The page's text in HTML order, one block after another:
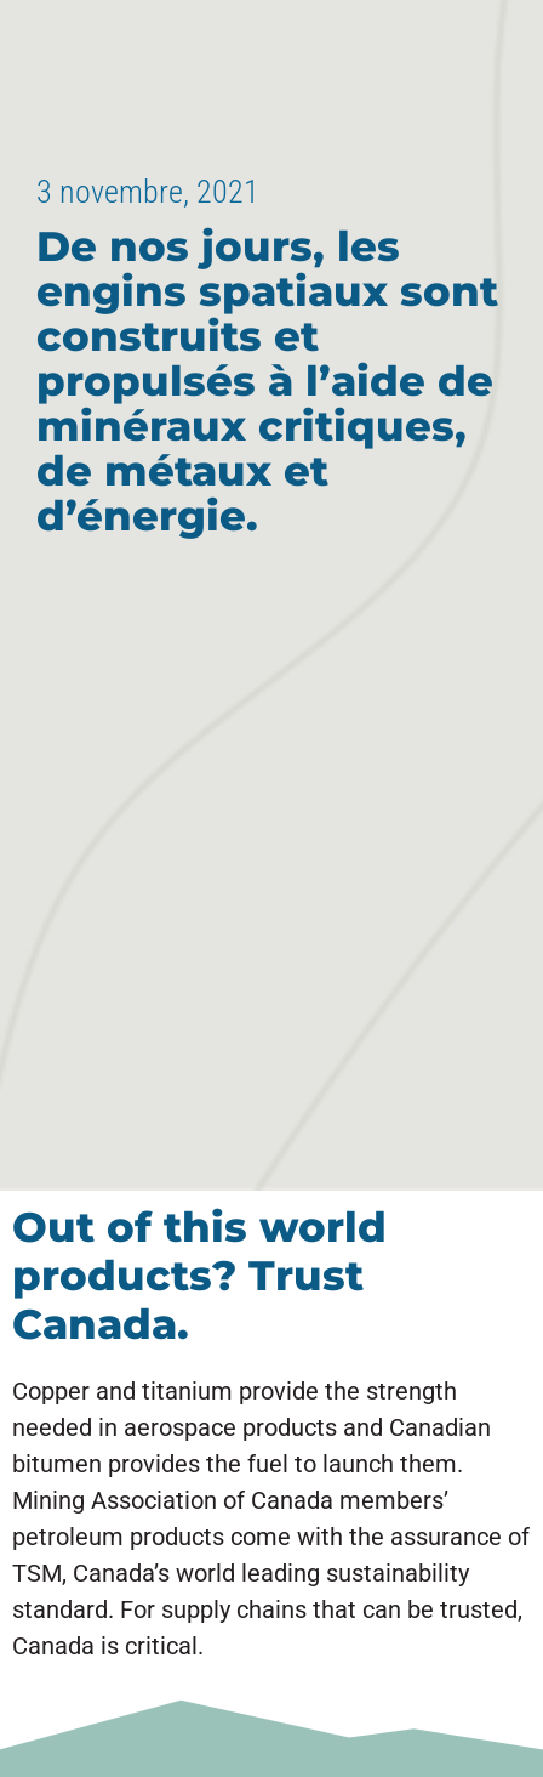
3 novembre, 2021
De nos jours, les
engins spatiaux sont
construits et
propulsés à l’aide de
minéraux critiques,
de métaux et
d’énergie.
Out of this world
products? Trust
Canada.
Copper and titanium provide the strength
needed in aerospace products and Canadian
bitumen provides the fuel to launch them.
Mining Association of Canada members’
petroleum products come with the assurance of
TSM, Canada’s world leading sustainability
standard. For supply chains that can be trusted,
Canada is critical.